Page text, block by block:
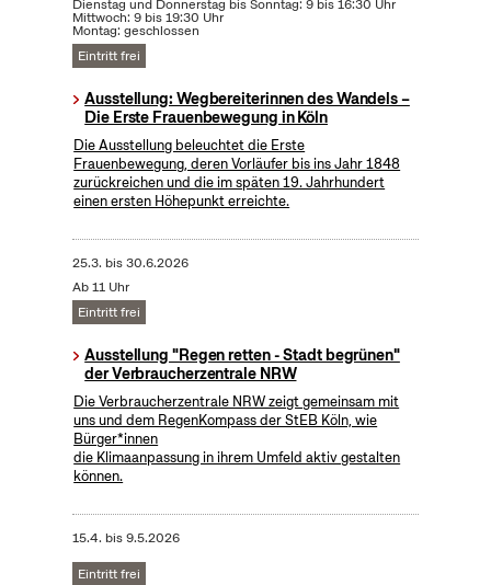
Dienstag und Donnerstag bis Sonntag: 9 bis 16:30 Uhr
Mittwoch: 9 bis 19:30 Uhr
Montag: geschlossen
Eintritt frei
Ausstellung: Wegbereiterinnen des Wandels –
Die Erste Frauenbewegung in Köln
Die Ausstellung beleuchtet die Erste
Frauenbewegung, deren Vorläufer bis ins Jahr 1848
zurückreichen und die im späten 19. Jahrhundert
einen ersten Höhepunkt erreichte.
25.3. bis30.6.2026
Ab 11 Uhr
Eintritt frei
Ausstellung "Regen retten - Stadt begrünen"
der Verbraucherzentrale NRW
Die Verbraucherzentrale NRW zeigt gemeinsam mit
uns und dem RegenKompass der StEB Köln, wie
Bürger*innen
die Klimaanpassung in ihrem Umfeld aktiv gestalten
können.
15.4. bis9.5.2026
Eintritt frei